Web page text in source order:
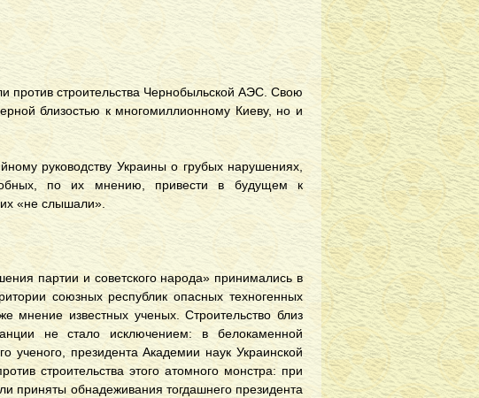
против строительства Чернобыльской АЭС. Свою
близостью к многомиллионному Киеву, но и
руководству Украины о грубых нарушениях,
по их мнению, привести в будущем к
«не слышали».
партии и советского народа» принимались в
союзных республик опасных техногенных
мнение известных ученых. Строительство близ
не стало исключением: в белокаменной
ученого, президента Академии наук Украинской
строительства этого атомного монстра: при
приняты обнадеживания тогдашнего президента